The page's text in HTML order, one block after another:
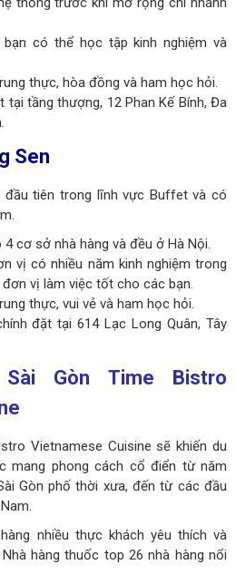
bạn có thể học tập kinh nghiệm và
thực, hòa đồng và ham học hỏi.
tại tầng thượng, 12 Phan Kế Bính, Đa
Sen
đầu tiên trong lĩnh vực Buffet và có
4 cơ sở nhà hàng và đều ở Hà Nội.
vị có nhiều năm kinh nghiệm trong
vị làm việc tốt cho các bạn.
thực, vui vẻ và ham học hỏi.
đặt tại614 Lạc Long Quân, Tây
Gòn Time Bistro
Vietnamese Cuisine sẽ khiến du
mang phong cách cổ điển từ năm
Gòn phố thời xưa, đến từ các đầu
nhiều thực khách yêu thích và
hàng thuốc top 26 nhà hàng nổi